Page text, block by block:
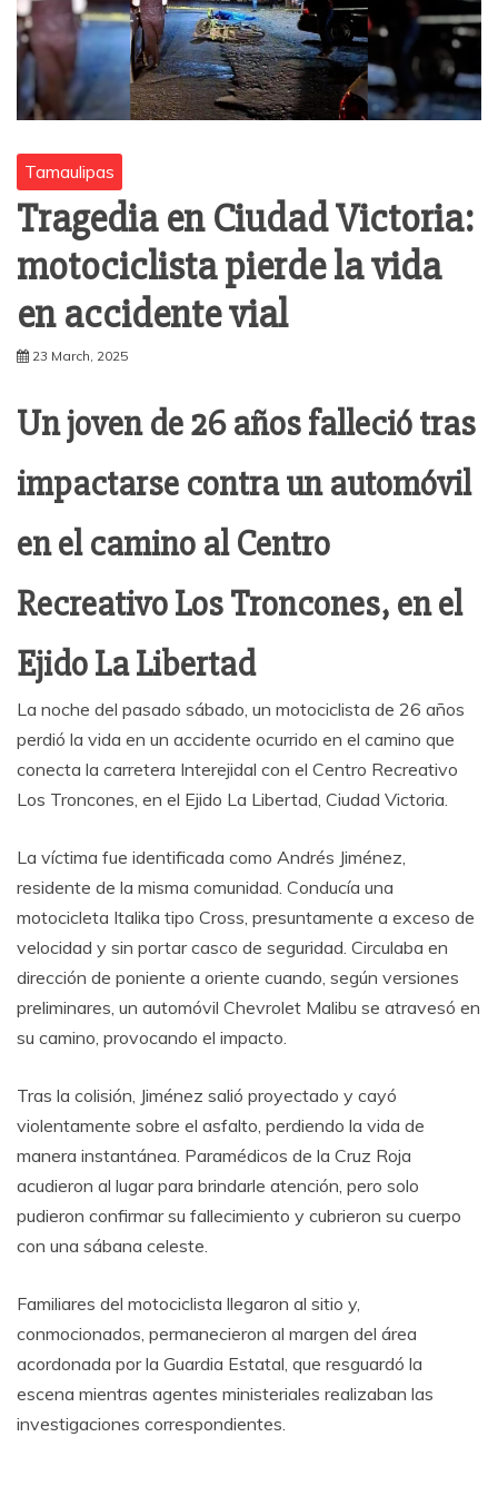
Tamaulipas
Tragedia en Ciudad Victoria:
motociclista pierde la vida
en accidente vial
23 March, 2025
Un joven de 26 años falleció tras
impactarse contra un automóvil
en el camino al Centro
Recreativo Los Troncones, en el
Ejido La Libertad
La noche del pasado sábado, un motociclista de 26 años
perdió la vida en un accidente ocurrido en el camino que
conecta la carretera Interejidal con el Centro Recreativo
Los Troncones, en el Ejido La Libertad, Ciudad Victoria.
La víctima fue identificada como Andrés Jiménez,
residente de la misma comunidad. Conducía una
motocicleta Italika tipo Cross, presuntamente a exceso de
velocidad y sin portar casco de seguridad. Circulaba en
dirección de poniente a oriente cuando, según versiones
preliminares, un automóvil Chevrolet Malibu se atravesó en
su camino, provocando el impacto.
Tras la colisión, Jiménez salió proyectado y cayó
violentamente sobre el asfalto, perdiendo la vida de
manera instantánea. Paramédicos de la Cruz Roja
acudieron al lugar para brindarle atención, pero solo
pudieron confirmar su fallecimiento y cubrieron su cuerpo
con una sábana celeste.
Familiares del motociclista llegaron al sitio y,
conmocionados, permanecieron al margen del área
acordonada por la Guardia Estatal, que resguardó la
escena mientras agentes ministeriales realizaban las
investigaciones correspondientes.